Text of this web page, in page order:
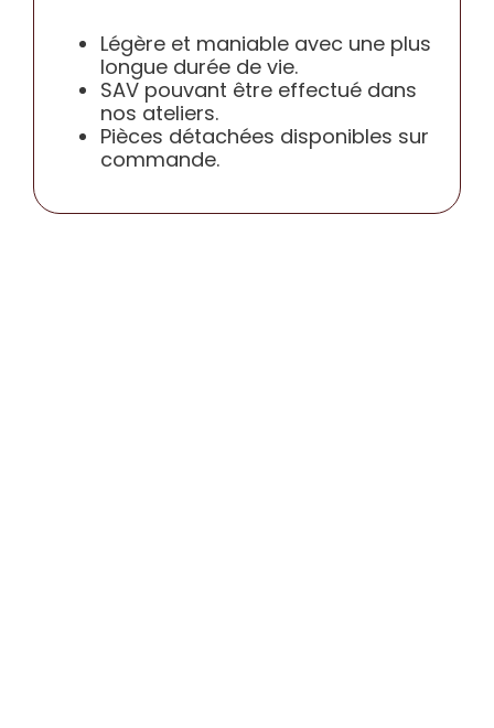
Légère et maniable avec une plus
longue durée de vie.
SAV pouvant être effectué dans
nos ateliers.
Pièces détachées disponibles sur
commande.